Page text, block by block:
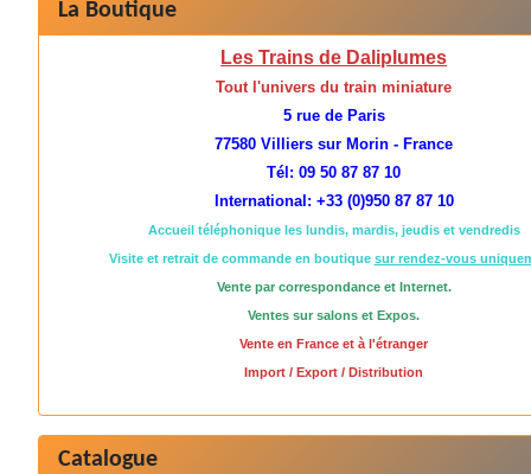
La Boutique
Les Trains de Daliplumes
Tout l'univers du train miniature
5 rue de Paris
77580 Villiers sur Morin - France
Tél: 09 50 87 87 10
International: +33 (0)950 87 87 10
Accueil téléphonique les lundis, mardis, jeudis et vendredis
Visite et retrait de commande en boutique sur rendez-vous
Vente par correspondance et Internet.
Ventes sur salons et Expos.
Vente en France et à l'étranger
Import / Export / Distribution
Catalogue